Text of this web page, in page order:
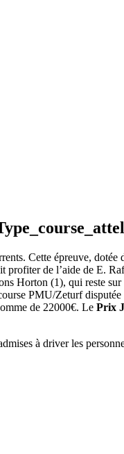
Cette épreuve,
de l’aide de E.
Horton (1), qui reste
PMU/Zeturf
de 22000€. Le Prix
à driver les